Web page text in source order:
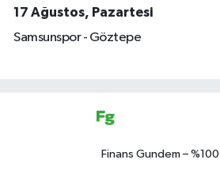
17 Ağustos, Pazartesi
Samsunspor - Göztepe
Finans Gundem –